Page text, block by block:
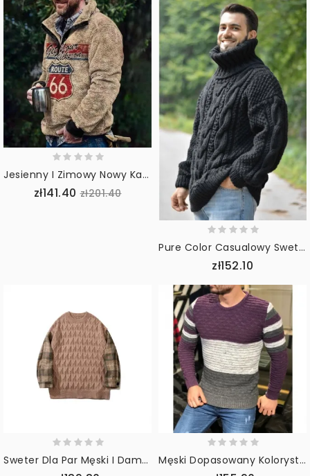
Jesienny I Zimowy Nowy Kaszmirowy Swobodny Sweter Z Zagęszczonym Polarem
zł141.40 zł201.40
Pure Color Casualowy Sweter Z Długimi Rękawami W Stylu Vintage
zł152.10
Sweter Dla Par Męski I Damski Luźny Sweter Z Dzianiny Męski Dopasowany Kolorystycznie Sweter W Paski W Paski